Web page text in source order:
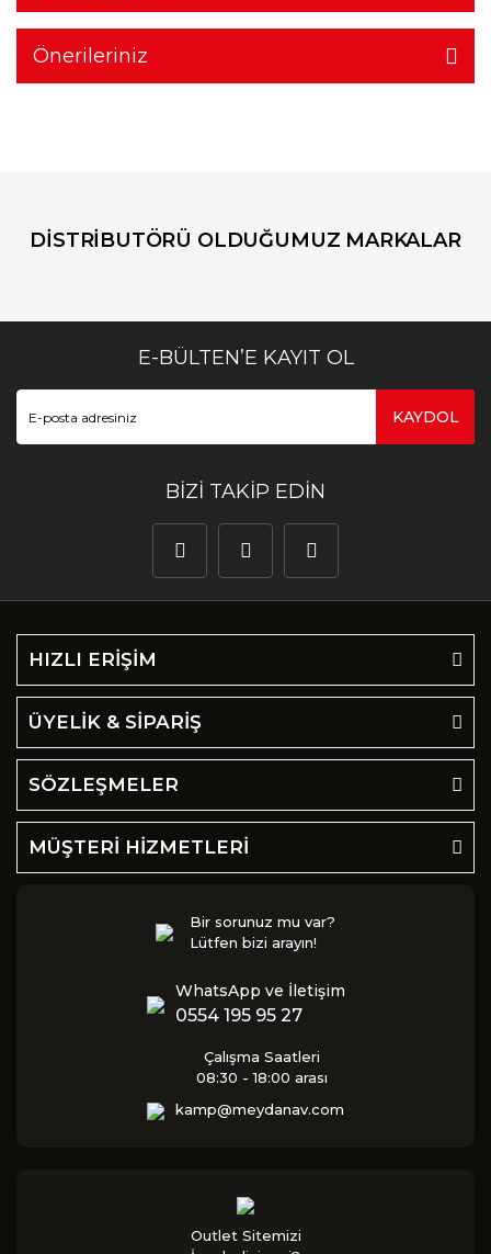
Önerileriniz
DİSTRİBUTÖRÜ OLDUĞUMUZ MARKALAR
E-BÜLTEN’E KAYIT OL
KAYDOL
BİZİ TAKİP EDİN
HIZLI ERİŞİM
ÜYELİK & SİPARİŞ
SÖZLEŞMELER
MÜŞTERİ HİZMETLERİ
Bir sorunuz mu var?
Lütfen bizi arayın!
WhatsApp ve İletişim
0554 195 95 27
Çalışma Saatleri
08:30 - 18:00 arası
kamp@meydanav.com
Outlet Sitemizi